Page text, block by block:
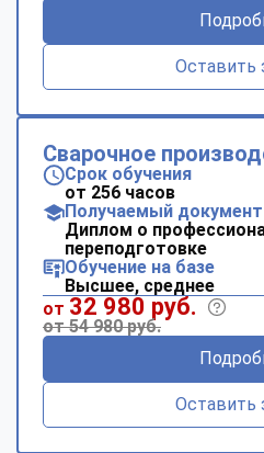
Оставить
Сварочное
Срок обучения
от 256 часов
Получаемый документ
Диплом о
переподготовке
Обучение на базе
Высшее, среднее
от 32 980 руб.
от 54 980 руб.
Оставить